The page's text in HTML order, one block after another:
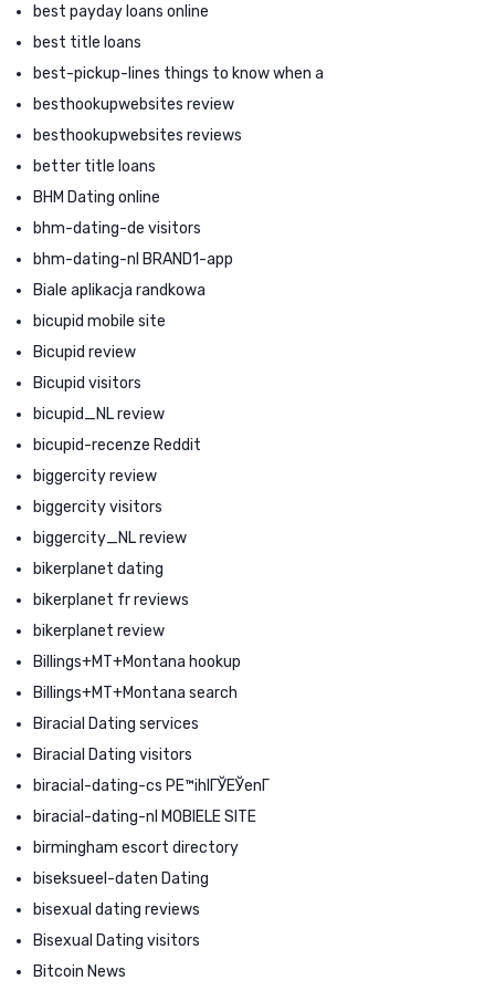
best payday loans online
best title loans
best-pickup-lines things to know when a
besthookupwebsites review
besthookupwebsites reviews
better title loans
BHM Dating online
bhm-dating-de visitors
bhm-dating-nl BRAND1-app
Biale aplikacja randkowa
bicupid mobile site
Bicupid review
Bicupid visitors
bicupid_NL review
bicupid-recenze Reddit
biggercity review
biggercity visitors
biggercity_NL review
bikerplanet dating
bikerplanet fr reviews
bikerplanet review
Billings+MT+Montana hookup
Billings+MT+Montana search
Biracial Dating services
Biracial Dating visitors
biracial-dating-cs PЕ™ihlГЎЕЎenГ­
biracial-dating-nl MOBIELE SITE
birmingham escort directory
biseksueel-daten Dating
bisexual dating reviews
Bisexual Dating visitors
Bitcoin News